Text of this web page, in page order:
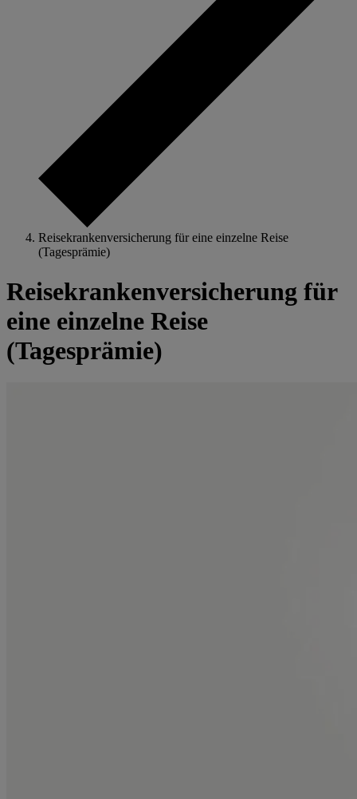
Reisekrankenversicherung für eine einzelne Reise
(Tagesprämie)
Reisekrankenversicherung für
eine einzelne Reise
(Tagesprämie)